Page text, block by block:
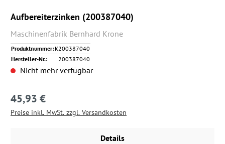
Aufbereiterzinken (200387040)
Maschinenfabrik Bernhard Krone
Produktnummer: K200387040
Hersteller-Nr.:
200387040
Nicht mehr verfügbar
Regulärer Preis:
45,93 €
Preise inkl. MwSt. zzgl. Versandkosten
Details